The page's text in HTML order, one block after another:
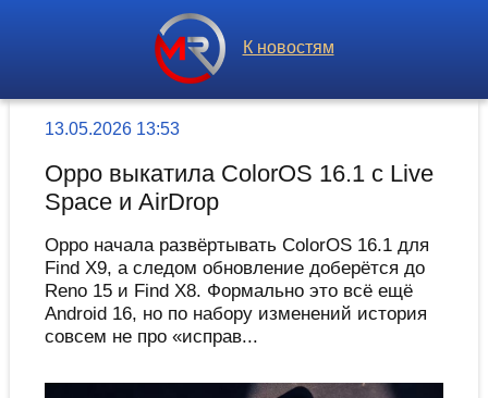
К новостям
13.05.2026 13:53
Oppo выкатила ColorOS 16.1 с Live
Space и AirDrop
Oppo начала развёртывать ColorOS 16.1 для
Find X9, а следом обновление доберётся до
Reno 15 и Find X8. Формально это всё ещё
Android 16, но по набору изменений история
совсем не про «исправ...